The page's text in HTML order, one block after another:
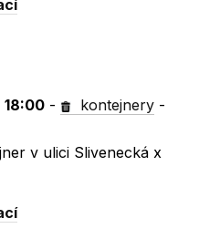
18:00 - kontejnery -
v ulici Slivenecká x